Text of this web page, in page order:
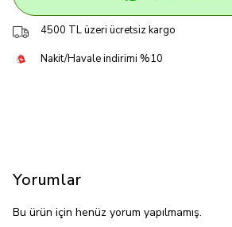
4500 TL üzeri ücretsiz kargo
Nakit/Havale indirimi %10
Yorumlar
Bu ürün için henüz yorum yapılmamış.